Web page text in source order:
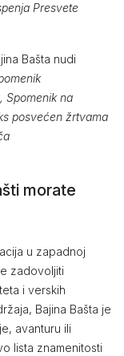
Presvete
Bašta nudi
Spomenik na
posvećen žrtvama
morate
u zapadnoj
zadovoljiti
i verskih
Bajina Bašta je
avanturu ili
lista znamenitosti